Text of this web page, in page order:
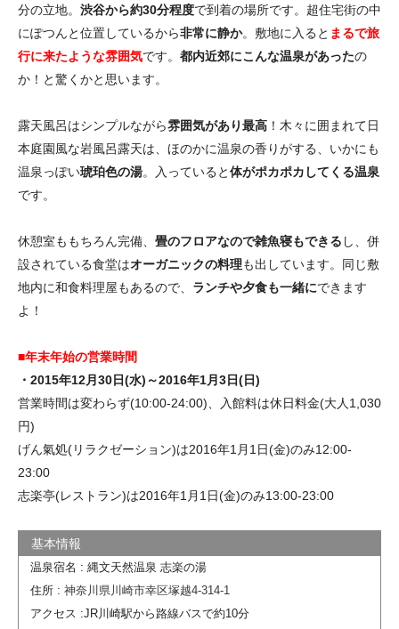
分の立地。 渋谷から約30分程度で到着の場所です。超住宅街の中
にぽつんと位置しているから非常に静か。敷地に入ると まるで旅
行に来たような雰囲気です。 都内近郊にこんな温泉があったの
か！と驚くかと思います。
露天風呂はシンプルながら雰囲気があり最高 ！木々に囲まれて日
本庭園風な岩風呂露天は、ほのかに温泉の香りがする、いかにも
温泉っぽい琥珀色の湯。入っていると体がポカポカしてくる温泉
です。
休憩室ももちろん完備、 畳のフロアなので雑魚寝もできる し、併
設されている食堂はオーガニックの料理も出しています。同じ敷
地内に和食料理屋もあるので、 ランチや夕食も一緒にできます
よ！
■年末年始の営業時間
・2015年12月30日(水)～2016年1月3日(日)
営業時間は変わらず(10:00-24:00)、入館料は休日料金(大人1,030
円)
げん氣処(リラクゼーション)は2016年1月1日(金)のみ12:00-
23:00
志楽亭(レストラン)は2016年1月1日(金)のみ13:00-23:00
温泉宿名 : 縄文天然温泉 志楽の湯
住所 : 神奈川県川崎市幸区塚越4-314-1
アクセス :JR川崎駅から路線バスで約10分